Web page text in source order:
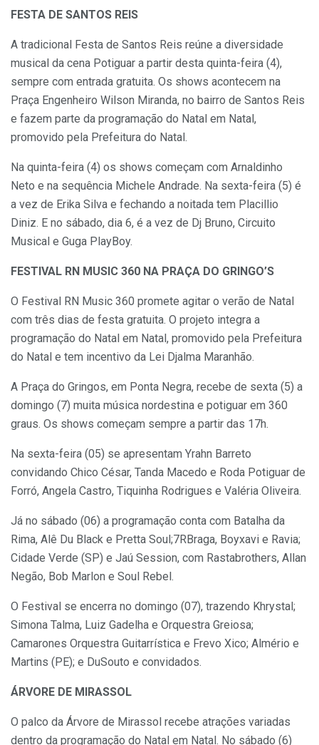
FESTA DE SANTOS REIS
A tradicional Festa de Santos Reis reúne a diversidade
musical da cena Potiguar a partir desta quinta-feira (4),
sempre com entrada gratuita. Os shows acontecem na
Praça Engenheiro Wilson Miranda, no bairro de Santos Reis
e fazem parte da programação do Natal em Natal,
promovido pela Prefeitura do Natal.
Na quinta-feira (4) os shows começam com Arnaldinho
Neto e na sequência Michele Andrade. Na sexta-feira (5) é
a vez de Erika Silva e fechando a noitada tem Placillio
Diniz. E no sábado, dia 6, é a vez de Dj Bruno, Circuito
Musical e Guga PlayBoy.
FESTIVAL RN MUSIC 360 NA PRAÇA DO GRINGO’S
O Festival RN Music 360 promete agitar o verão de Natal
com três dias de festa gratuita. O projeto integra a
programação do Natal em Natal, promovido pela Prefeitura
do Natal e tem incentivo da Lei Djalma Maranhão.
A Praça do Gringos, em Ponta Negra, recebe de sexta (5) a
domingo (7) muita música nordestina e potiguar em 360
graus. Os shows começam sempre a partir das 17h.
Na sexta-feira (05) se apresentam Yrahn Barreto
convidando Chico César, Tanda Macedo e Roda Potiguar de
Forró, Angela Castro, Tiquinha Rodrigues e Valéria Oliveira.
Já no sábado (06) a programação conta com Batalha da
Rima, Alê Du Black e Pretta Soul;7RBraga, Boyxavi e Ravia;
Cidade Verde (SP) e Jaú Session, com Rastabrothers, Allan
Negão, Bob Marlon e Soul Rebel.
O Festival se encerra no domingo (07), trazendo Khrystal;
Simona Talma, Luiz Gadelha e Orquestra Greiosa;
Camarones Orquestra Guitarrística e Frevo Xico; Almério e
Martins (PE); e DuSouto e convidados.
ÁRVORE DE MIRASSOL
O palco da Árvore de Mirassol recebe atrações variadas
dentro da programação do Natal em Natal. No sábado (6)